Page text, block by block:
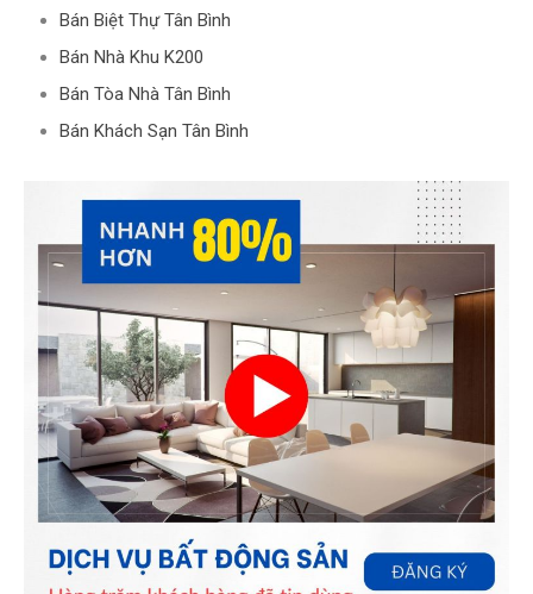
Bán Biệt Thự Tân Bình
Bán Nhà Khu K200
Bán Tòa Nhà Tân Bình
Bán Khách Sạn Tân Bình